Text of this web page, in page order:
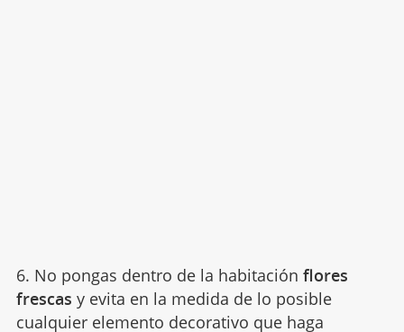
6. No pongas dentro de la habitación flores
frescas y evita en la medida de lo posible
cualquier elemento decorativo que haga